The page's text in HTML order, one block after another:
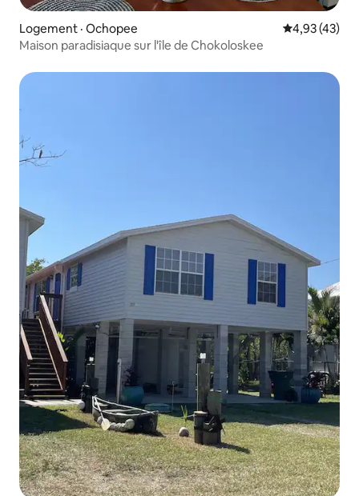
Logement · Ochopee Note
4,93 (43)
Maison paradisiaque sur l'île de Chokoloskee